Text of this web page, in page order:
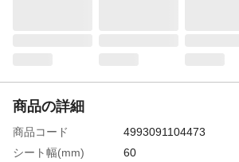
商品の詳細
商品コード
4993091104473
シート幅(mm)
60